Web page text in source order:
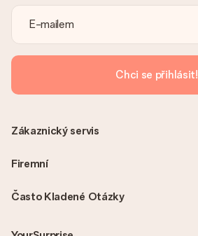
Chci se přihlásit!
Často Kladené Otázky
Zákaznický servis
Firemní